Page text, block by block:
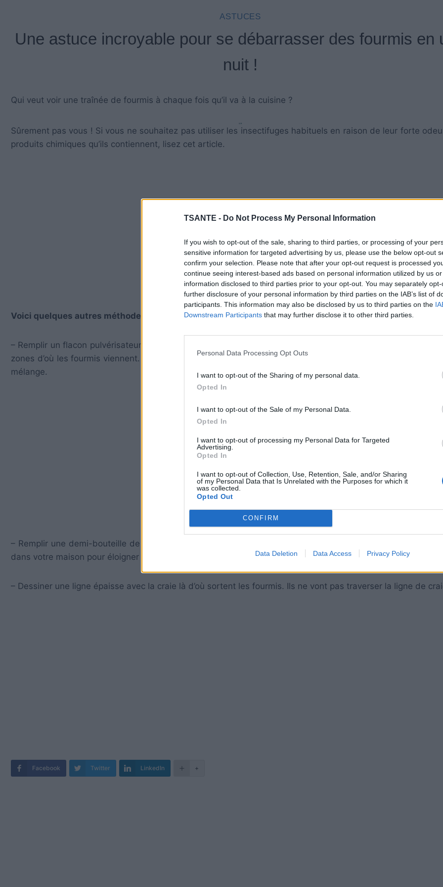
TSANTE - Do Not Process My Personal Information
If you wish to opt-out of the sale, sharing to third parties, or processing of your
sensitive information for targeted advertising by us, please use the below opt-out
confirm your selection. Please note that after your opt-out request is processed
continue seeing interest-based ads based on personal information utilized by us
information disclosed to third parties prior to your opt-out. You may separately
further disclosure of your personal information by third parties on the IAB’s list of
participants. This information may also be disclosed by us to third parties on the
Downstream Participants that may further disclose it to other third parties.
Personal Data Processing Opt Outs
I want to opt-out of the Sharing of my personal data.
Opted In
I want to opt-out of the Sale of my Personal Data.
Opted In
I want to opt-out of processing my Personal Data for Targeted
Advertising.
Opted In
I want to opt-out of Collection, Use, Retention, Sale, and/or Sharing
of my Personal Data that Is Unrelated with the Purposes for which it
was collected.
Opted Out
CONFIRM
Data Deletion Data Access Privacy Policy
ASTUCES
Une astuce incroyable pour se débarrasser des fourmis en
nuit !
Qui veut voir une traînée de fourmis à chaque fois qu’il va à la cuisine ?
Sûrement pas vous ! Si vous ne souhaitez pas utiliser les insectifuges habituels en raison de leur forte
produits chimiques qu’ils contiennent, lisez cet article.
Voici quelques autres méthodes naturelles pour éloigner les fourmis loin de votre maison:
– Remplir un flacon pulvérisateur à moitié d’eau et l’autre moitié de vinaigre. Utilisez ce mélange pour
zones d’où les fourmis viennent. Si elles sont déjà à l’intérieur de votre maison, vous pouvez les pulvériser
mélange.
– Remplir une demi-bouteille de pulvérisation avec du jus de citron et l’autre moitié d’eau et pulvériser le
dans votre maison pour éloigner les fourmis. L’arôme d’agrumes les éloigne.
– Dessiner une ligne épaisse avec la craie là d’où sortent les fourmis. Ils ne vont pas traverser la ligne de
Facebook Twitter LinkedIn +